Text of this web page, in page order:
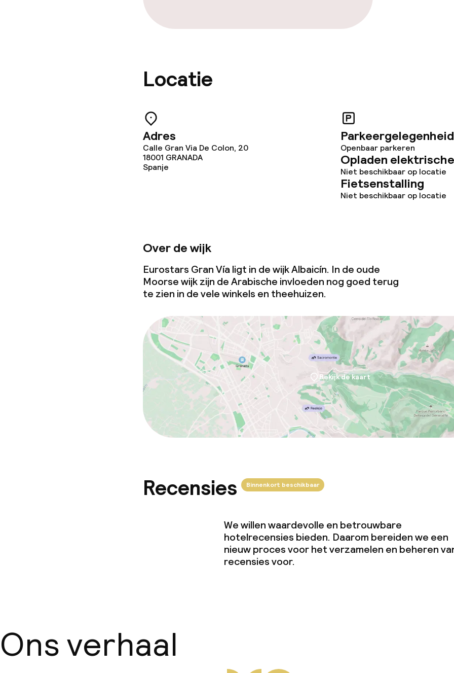
Locatie
Adres
Calle Gran Via De Colon, 20
18001 GRANADA
Spanje
Parkeergelegenheid
Openbaar parkeren
Opladen
Niet beschikbaar op locatie
Fietsenstalling
Niet beschikbaar op locatie
Over de wijk
Eurostars Gran Vía ligt in de wijk Albaicín. In de oude
Moorse wijk zijn de Arabische invloeden nog goed terug
te zien in de vele winkels en theehuizen.
Bekijk de kaart
Recensies Binnenkort beschikbaar
We willen waardevolle en betrouwbare
hotelrecensies bieden. Daarom bereiden we een
nieuw proces voor het verzamelen en beheren
recensies voor.
Ons verhaal